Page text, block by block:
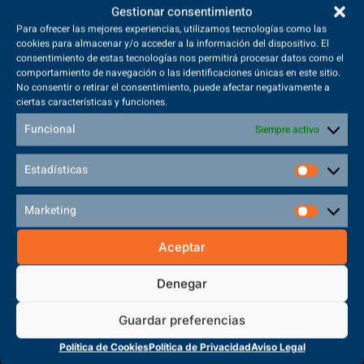
Gestionar consentimiento
Para ofrecer las mejores experiencias, utilizamos tecnologías como las
cookies para almacenar y/o acceder a la información del dispositivo. El
consentimiento de estas tecnologías nos permitirá procesar datos como el
comportamiento de navegación o las identificaciones únicas en este sitio.
No consentir o retirar el consentimiento, puede afectar negativamente a
ciertas características y funciones.
Funcional Siempre activo
Estadísticas
Marketing
Aceptar
Denegar
Guardar preferencias
Política de CookiesPolítica de PrivacidadAviso Legal
Volver a inicio
(+34) 925 68 38 67